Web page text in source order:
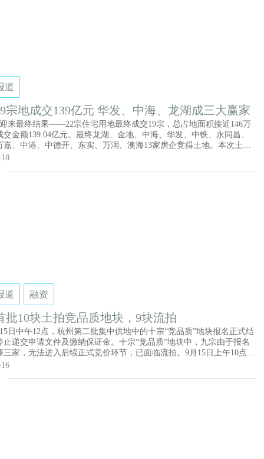
道
宗地成交139亿元 华发、中海、龙湖成三大赢家
来最终结果——22宗住宅用地最终成交19宗，总占地面积接近146万
交金额139.04亿元。最终龙湖、金地、中海、华发、中铁、永同昌、
嘉、中港、中德开、东实、万润、澳海13家房企竞得土地。本次土拍
键词就是“竞品质”，而此前，杭州10宗地块竞品质，9宗流拍，仅有一
道 融资
批10块土拍竞品质地块，9块流拍
日中午12点，杭州第二批集中供地中的十宗“竞品质”地块报名正式结
止递交申请文件及缴纳保证金。十宗“竞品质”地块中，九宗由于报名
三家，无法进入后续正式竞价环节，已面临流拍。9月15日上午10点，
批次集中供地正式开拍，共计划拍3天。但就在9月14日晚间，距离开